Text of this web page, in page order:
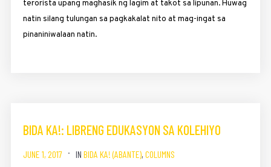
terorista upang maghasik ng lagim at takot sa lipunan. Huwag
natin silang tulungan sa pagkakalat nito at mag-ingat sa
pinaniniwalaan natin.
BIDA KA!: LIBRENG EDUKASYON SA KOLEHIYO
JUNE 1, 2017 IN BIDA KA! (ABANTE), COLUMNS